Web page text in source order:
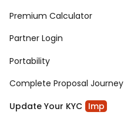
Premium Calculator
Partner Login
Portability
Complete Proposal Journey
Update Your KYC Imp